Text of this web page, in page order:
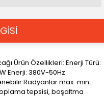
Ürün Özellikleri: Enerji Türü:
Enerji: 380V-50Hz
Radyanlar max-min
tepsisi, boşaltma